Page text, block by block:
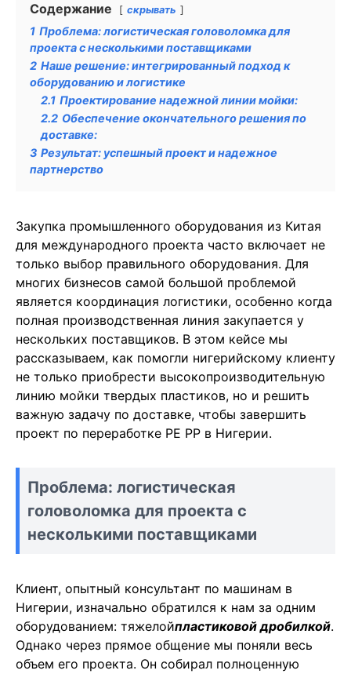
Содержание скрывать
1 Проблема: логистическая головоломка для
проекта с несколькими поставщиками
2 Наше решение: интегрированный подход к
оборудованию и логистике
2.1 Проектирование надежной линии мойки:
2.2 Обеспечение окончательного решения по
доставке:
3 Результат: успешный проект и надежное
партнерство
Закупка промышленного оборудования из Китая
для международного проекта часто включает не
только выбор правильного оборудования. Для
многих бизнесов самой большой проблемой
является координация логистики, особенно когда
полная производственная линия закупается у
нескольких поставщиков. В этом кейсе мы
рассказываем, как помогли нигерийскому клиенту
не только приобрести высокопроизводительную
линию мойки твердых пластиков, но и решить
важную задачу по доставке, чтобы завершить
проект по переработке PE PP в Нигерии.
Проблема: логистическая
головоломка для проекта с
несколькими поставщиками
Клиент, опытный консультант по машинам в
Нигерии, изначально обратился к нам за одним
оборудованием: тяжелойпластиковой дробилкой.
Однако через прямое общение мы поняли весь
объем его проекта. Он собирал полноценную